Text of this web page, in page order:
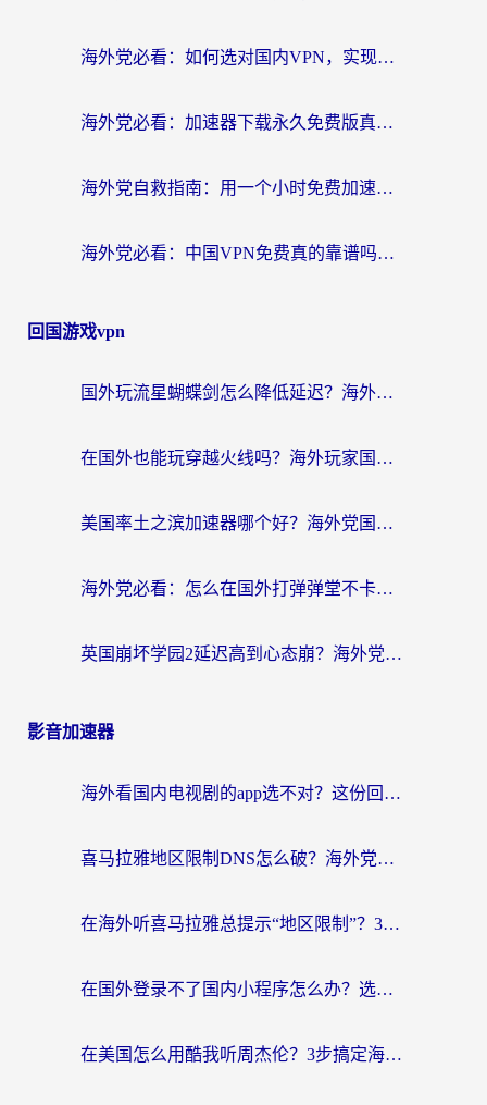
海外党必看：如何选对国内VPN，实现无缝访问国内资源？
海外党必看：加速器下载永久免费版真的存在吗？教你无缝访问国内资源的正确姿势
海外党自救指南：用一个小时免费加速器，轻松打破国内资源访问壁垒？
海外党必看：中国VPN免费真的靠谱吗？手把手教你选对回国加速器
回国游戏vpn
国外玩流星蝴蝶剑怎么降低延迟？海外党必看的加速秘籍（含欧洲鸣潮&彩虹岛优化攻略）
在国外也能玩穿越火线吗？海外玩家国服游戏畅玩终极指南
美国率土之滨加速器哪个好？海外党国服游戏畅玩终极指南（附多游戏解决方案）
海外党必看：怎么在国外打弹弹堂不卡？番茄加速器亲测指南
英国崩坏学园2延迟高到心态崩？海外党国服游戏加速终极指南
影音加速器
海外看国内电视剧的app选不对？这份回国加速器避坑指南帮你流畅追剧
喜马拉雅地区限制DNS怎么破？海外党听国内音乐听书的终极解决方案
在海外听喜马拉雅总提示“地区限制”？3步轻松解除+听国内音乐全攻略
在国外登录不了国内小程序怎么办？选对回国加速器，轻松解锁国内资源
在美国怎么用酷我听周杰伦？3步搞定海外听歌难题